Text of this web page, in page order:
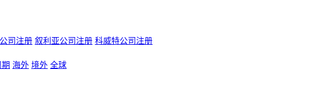
司注册 叙利亚公司注册 科威特公司注册
期 海外 境外 全球